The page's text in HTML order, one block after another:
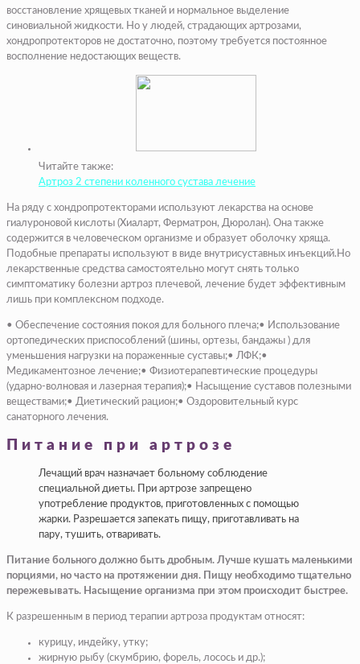
восстановление хрящевых тканей и нормальное выделение
синовиальной жидкости. Но у людей, страдающих артрозами,
хондропротекторов не достаточно, поэтому требуется постоянное
восполнение недостающих веществ.
Читайте также:
Артроз 2 степени коленного сустава лечение
На ряду с хондропротекторами используют лекарства на основе
гиалуроновой кислоты (Хиаларт, Ферматрон, Дюролан). Она также
содержится в человеческом организме и образует оболочку хряща.
Подобные препараты используют в виде внутрисуставных инъекций.Но
лекарственные средства самостоятельно могут снять только
симптоматику болезни артроз плечевой, лечение будет эффективным
лишь при комплексном подходе.
• Обеспечение состояния покоя для больного плеча;• Использование
ортопедических приспособлений (шины, ортезы, бандажы ) для
уменьшения нагрузки на пораженные суставы;• ЛФК;•
Медикаментозное лечение;• Физиотерапевтические процедуры
(ударно-волновая и лазерная терапия);• Насыщение суставов полезными
веществами;• Диетический рацион;• Оздоровительный курс
санаторного лечения.
Питание при артрозе
Лечащий врач назначает больному соблюдение
специальной диеты. При артрозе запрещено
употребление продуктов, приготовленных с помощью
жарки. Разрешается запекать пищу, приготавливать на
пару, тушить, отваривать.
Питание больного должно быть дробным. Лучше кушать маленькими
порциями, но часто на протяжении дня. Пищу необходимо тщательно
пережевывать. Насыщение организма при этом происходит быстрее.
К разрешенным в период терапии артроза продуктам относят:
курицу, индейку, утку;
жирную рыбу (скумбрию, форель, лосось и др.);